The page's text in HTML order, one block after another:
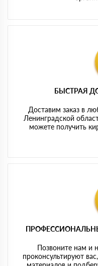
БЫСТРАЯ
Доставим заказ в
Ленинградской
можете получить
Позвоните нам и
проконсультируют